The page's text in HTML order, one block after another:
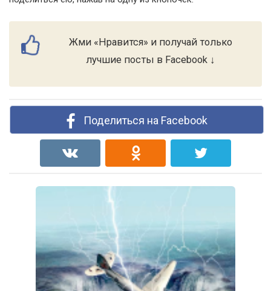
Жми «Нравится» и получай только
лучшие посты в Facebook ↓
Поделиться на Facebook